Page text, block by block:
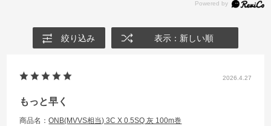
絞り込み 表示：新しい順
2026.4.27
もっと早く
商品名：ONB(MVVS相当) 3C X 0.5SQ 灰 100m巻